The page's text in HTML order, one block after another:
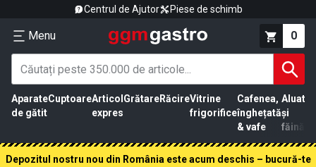
Centrul de Ajutor Piese de schimb
Menu 0
Aparate
de gătit
CuptoareArticol
expres
GrătareRăcireVitrine
frigorifice
Cafenea,
înghețată
& vafe
Aluat
și
făină
Depozitul nostru nou din România este acum deschis – bucură-te